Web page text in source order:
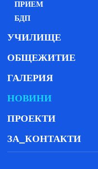
ПРИЕМ
БДП
УЧИЛИЩЕ
ОБЩЕЖИТИЕ
ГАЛЕРИЯ
НОВИНИ
ПРОЕКТИ
ЗА_КОНТАКТИ